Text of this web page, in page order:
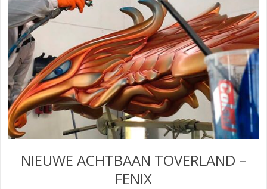
NIEUWE ACHTBAAN TOVERLAND –
FENIX